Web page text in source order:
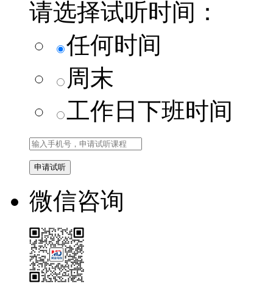
请选择试听时间：
任何时间
周末
工作日下班时间
微信咨询